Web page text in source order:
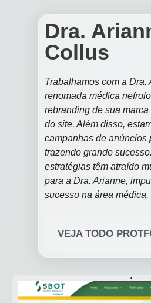
Dra.
Collus
Trabalhamos com a Dra.
renomada médica
rebranding de sua
do site. Além disso,
campanhas de anúncios
trazendo grande
estratégias têm atraído
para a Dra. Arianne,
sucesso na área médica.
VEJA TODO